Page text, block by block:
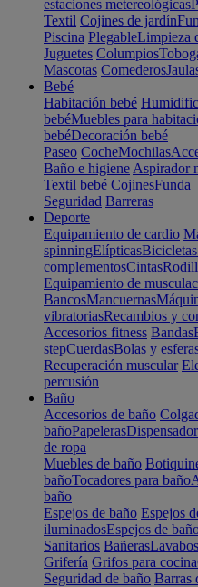
estaciones metereológicas
Textil Cojines de jardín
Piscina PlegableLimpieza
Juguetes Columpios
Mascotas Comederos
Bebé
Habitación bebé
bebéMuebles para
bebéDecoración bebé
Paseo CocheMochilas
Baño e higiene Aspirador
Textil bebé CojinesFunda
Seguridad Barreras
Deporte
Equipamiento de cardio
spinningElípticas
complementosCintas
Equipamiento de
BancosMancuernas
vibratoriasRecambios y
Accesorios fitness Bandas
stepCuerdasBolas y
Recuperación muscular
percusión
Baño
Accesorios de baño
bañoPapeleras
de ropa
Muebles de baño
bañoTocadores para baño
baño
Espejos de baño Espejos
iluminadosEspejos de
Sanitarios BañerasLavabos
Grifería Grifos para cocina
Seguridad de baño Barras